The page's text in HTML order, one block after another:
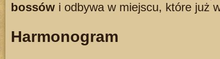
bossów i odbywa w miejscu, które już
Harmonogram